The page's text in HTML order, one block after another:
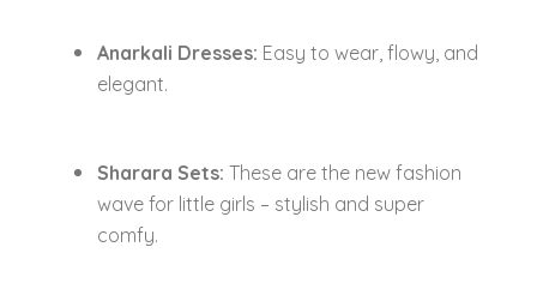
Anarkali Dresses: Easy to wear, flowy, and
elegant.
Sharara Sets: These are the new fashion
wave for little girls – stylish and super
comfy.